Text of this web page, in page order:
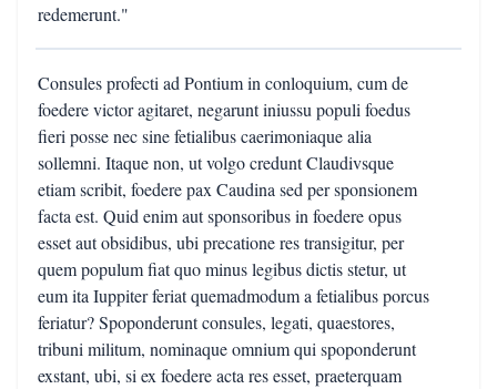
redemerunt."
Consules profecti ad Pontium in conloquium, cum de
foedere victor agitaret, negarunt iniussu populi foedus
fieri posse nec sine fetialibus caerimoniaque alia
sollemni. Itaque non, ut volgo credunt Claudivsque
etiam scribit, foedere pax Caudina sed per sponsionem
facta est. Quid enim aut sponsoribus in foedere opus
esset aut obsidibus, ubi precatione res transigitur, per
quem populum fiat quo minus legibus dictis stetur, ut
eum ita Iuppiter feriat quemadmodum a fetialibus porcus
feriatur? Spoponderunt consules, legati, quaestores,
tribuni militum, nominaque omnium qui spoponderunt
exstant, ubi, si ex foedere acta res esset, praeterquam